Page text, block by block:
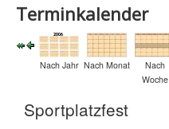
Limesschützen
Sportverein
Landjugend
Terminkalender
Nach Jahr Nach Monat
Nach
Woche
Sportplatzfest